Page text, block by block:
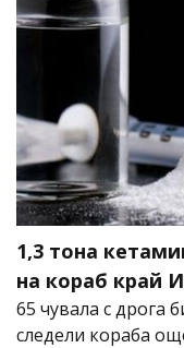
1,3 тона
на кораб край
65 чувала с дрога
следели кораба